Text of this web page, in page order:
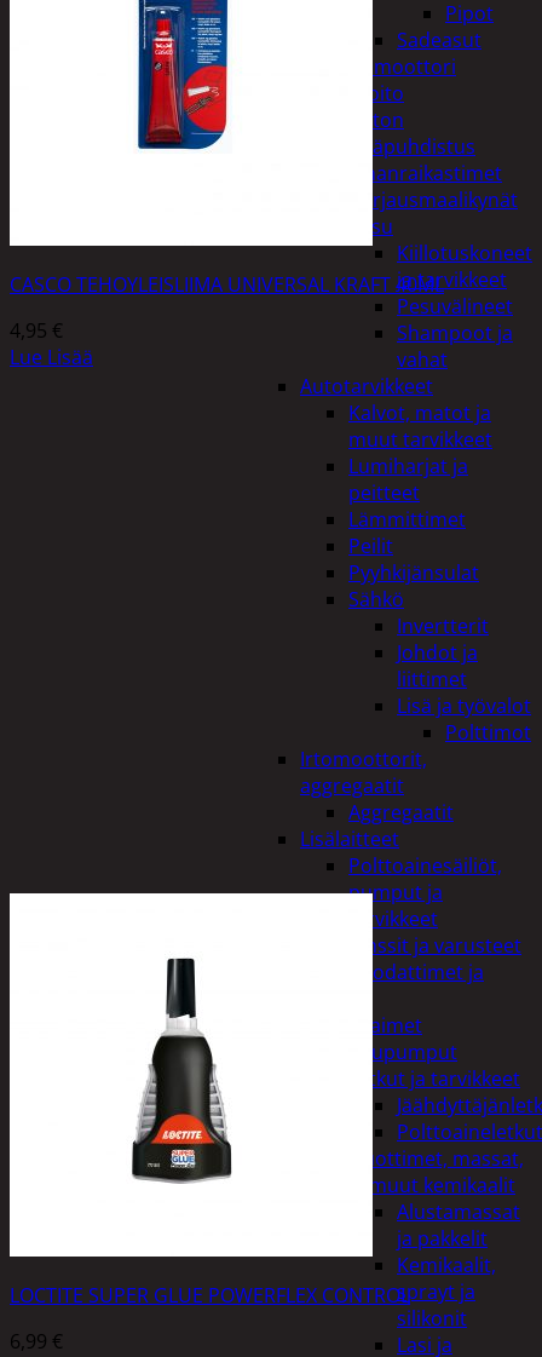
Pipot
Sadeasut
Auto, vene ja moottori
Autonhoito
Auton
sisäpuhdistus
Ilmanraikastimet
Korjausmaalikynät
Pesu
Kiillotuskoneet
ja tarvikkeet
Pesuvälineet
Shampoot ja
vahat
Autotarvikkeet
Kalvot, matot ja
muut tarvikkeet
Lumiharjat ja
peitteet
Lämmittimet
Peilit
Pyyhkijänsulat
Sähkö
Invertterit
Johdot ja
liittimet
Lisä ja työvalot
Polttimot
Irtomoottorit,
aggregaatit
Aggregaatit
Lisälaitteet
Polttoainesäiliöt,
pumput ja
tarvikkeet
Vinssit ja varusteet
Öljyt, suodattimet ja
Avaimet
Imupumput
Letkut ja tarvikkeet
Polttoaineletkut
Liuottimet, massat,
ja muut kemikaalit
Alustamassat
ja pakkelit
Kemikaalit,
sprayt ja
silikonit
Lasi ja
CASCO TEHOYLEISLIIMA UNIVERSAL KRAFT 40ML
4,95 €
Lue Lisää
LOCTITE SUPER GLUE POWERFLEX CONTROL
6,99 €